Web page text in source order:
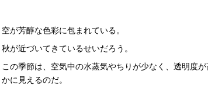
空が芳醇な色彩に包まれている。
秋が近づいてきているせいだろう。
この季節は、空気中の水蒸気やちりが少なく、透明度
かに見えるのだ。